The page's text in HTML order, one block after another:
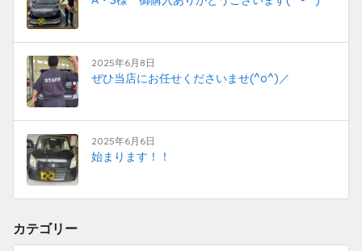
2025年6月8日
ぜひ当店にお任せくださいませ(^o^)／
2025年6月6日
始まります！！
カテゴリー